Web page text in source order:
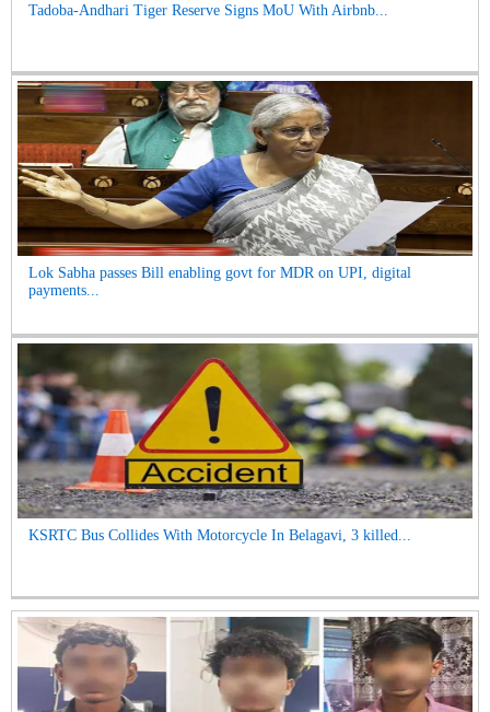
Tadoba-Andhari Tiger Reserve Signs MoU With Airbnb...
Lok Sabha passes Bill enabling govt for MDR on UPI, digital
payments...
KSRTC Bus Collides With Motorcycle In Belagavi, 3 killed...